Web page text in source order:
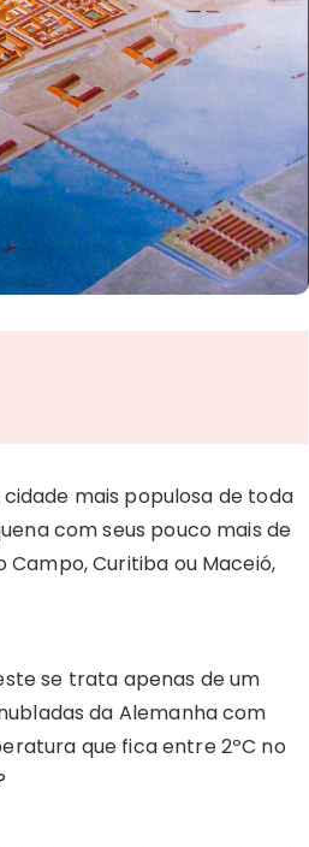
mais populosa de toda
com seus pouco mais de
Campo, Curitiba ou Maceió,
se trata apenas de um
da Alemanha com
que fica entre 2ºC no